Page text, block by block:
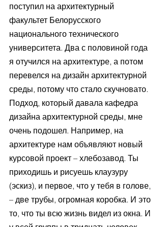
поступил на архитектурный
факультет Белорусского
национального технического
университета. Два с половиной года
я отучился на архитектуре, а потом
перевелся на дизайн архитектурной
среды, потому что стало скучновато.
Подход, который давала кафедра
дизайна архитектурной среды, мне
очень подошел. Например, на
архитектуре нам объявляют новый
курсовой проект – хлебозавод. Ты
приходишь и рисуешь клаузуру
(эскиз), и первое, что у тебя в голове,
– две трубы, огромная коробка. И это
то, что ты всю жизнь видел из окна. И